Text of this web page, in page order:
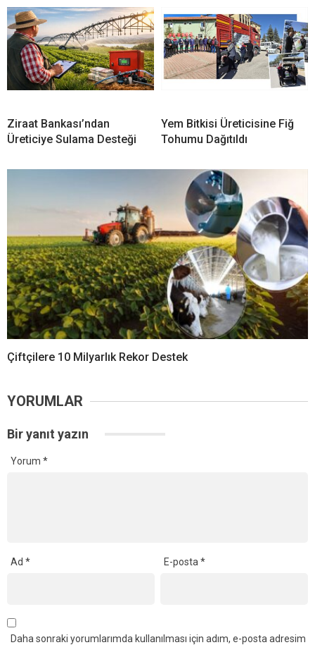
Ziraat Bankası’ndan
Üreticiye Sulama Desteği
Yem Bitkisi Üreticisine Fiğ
Tohumu Dağıtıldı
Çiftçilere 10 Milyarlık Rekor Destek
YORUMLAR
Bir yanıt yazın
Yorum *
Ad * E-posta*
Daha sonraki yorumlarımda kullanılması için adım, e-posta adresim